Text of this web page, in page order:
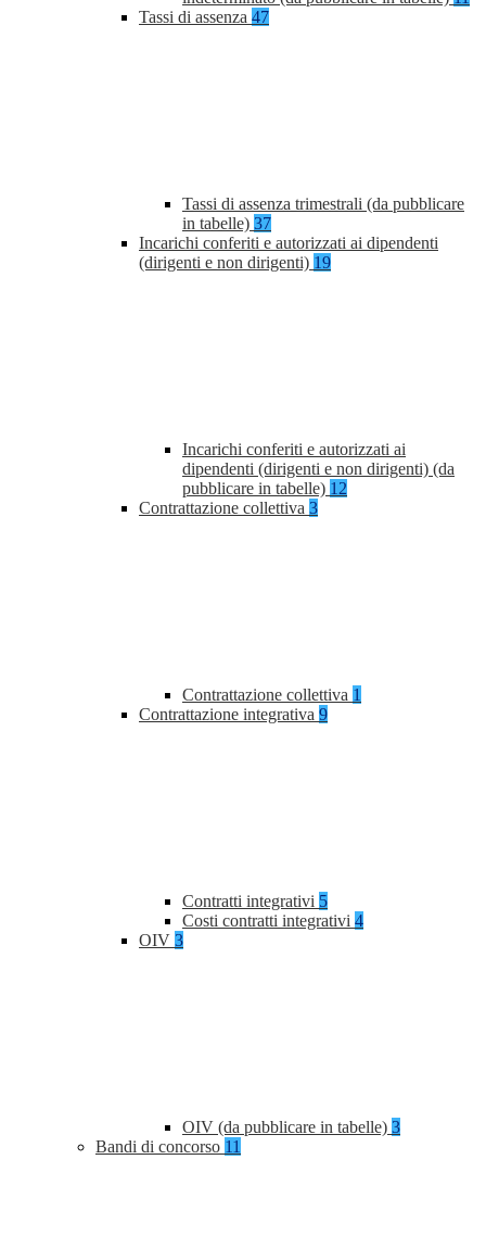
Tassi di assenza 47
Tassi di assenza trimestrali (da pubblicare
in tabelle) 37
Incarichi conferiti e autorizzati ai dipendenti
(dirigenti e non dirigenti) 19
Incarichi conferiti e autorizzati ai
dipendenti (dirigenti e non dirigenti) (da
pubblicare in tabelle) 12
Contrattazione collettiva 3
Contrattazione collettiva 1
Contrattazione integrativa 9
Contratti integrativi 5
Costi contratti integrativi 4
OIV 3
OIV (da pubblicare in tabelle) 3
Bandi di concorso 11